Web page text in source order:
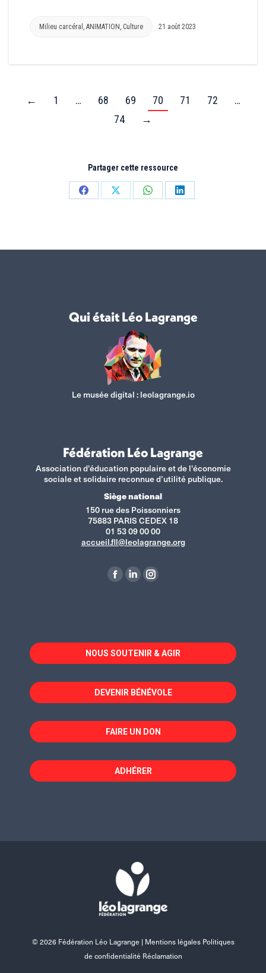
Milieu carcéral , ANIMATION , Culture 21 août 2023
← 1 … 68 69 70 71 72
…
74
→
Partager cette ressource
PartagerPartagerPartagerPartager
Qui était Léo Lagrange
Le musée digital : leolagrange.io
Fédération Léo Lagrange
Association d'éducation populaire et de l'économie
sociale et solidaire reconnue d’utilité publique.
Siège national
150 rue des Poissonniers
75883 PARIS CEDEX 18
01 53 09 00 00
accueil.fll@leolagrange.org
La
dans
une
fenêtre
La
dans
une
fenêtre
La
dans
une
fenêtre
NOUS SOUTENIR & AGIR
DEVENIR BÉNÉVOLE
FAIRE UN DON
ADHÉRER
© 2026 Fédération Léo Lagrange | Mentions légales Politiques
de confidentialité Réclamation